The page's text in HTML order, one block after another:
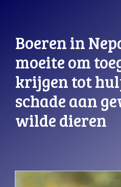
Boeren in
moeite om
krijgen tot
schade aan
wilde dieren